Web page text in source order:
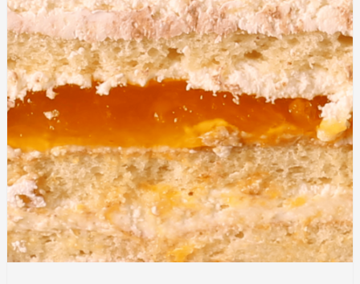
Cupcake personalizat
Biscuiți personalizați
Biscuiţi
Plăcinte
Amami - Zero Zahǎr
Torturi
Prăjituri